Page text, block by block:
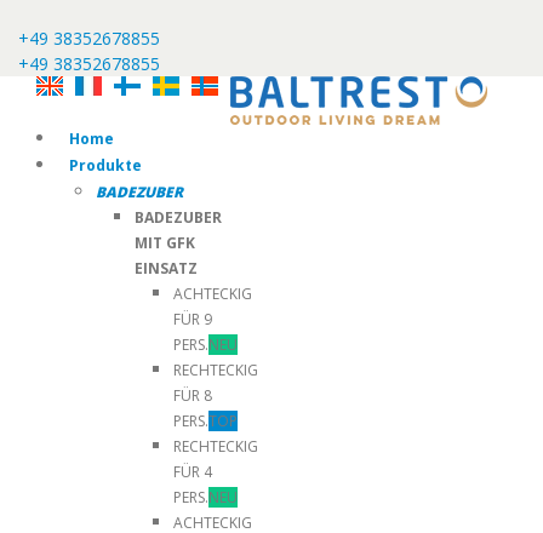
+49 38352678855
+49 38352678855
Home
Produkte
BADEZUBER
BADEZUBER
MIT GFK
EINSATZ
ACHTECKIG
FÜR 9
PERS.NEU
RECHTECKIG
FÜR 8
PERS.TOP
RECHTECKIG
FÜR 4
PERS.NEU
ACHTECKIG